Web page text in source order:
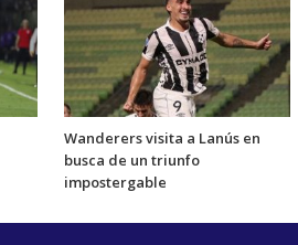
Wanderers visita a Lanús en
busca de un triunfo
impostergable